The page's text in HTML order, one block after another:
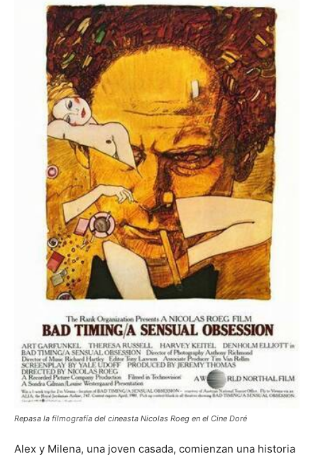
Repasa la filmografía del cineasta Nicolas Roeg en el Cine Doré
Alex y Milena, una joven casada, comienzan una historia